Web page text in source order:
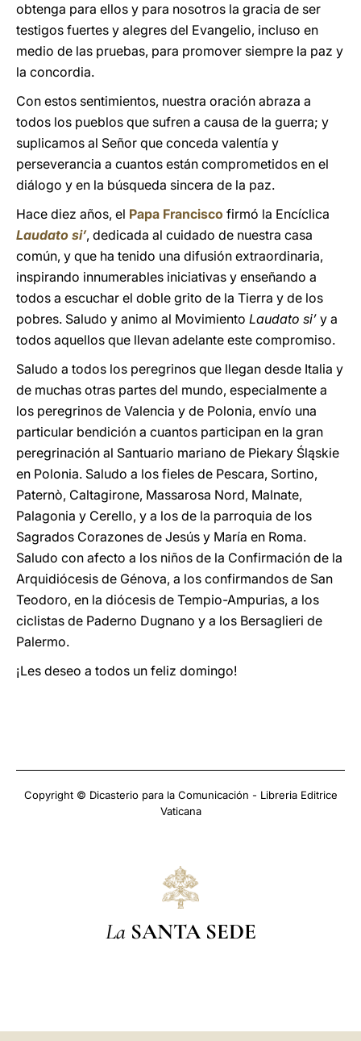
obtenga para ellos y para nosotros la gracia de ser
testigos fuertes y alegres del Evangelio, incluso en
medio de las pruebas, para promover siempre la paz y
la concordia.
Con estos sentimientos, nuestra oración abraza a
todos los pueblos que sufren a causa de la guerra; y
suplicamos al Señor que conceda valentía y
perseverancia a cuantos están comprometidos en el
diálogo y en la búsqueda sincera de la paz.
Hace diez años, el Papa Francisco firmó la Encíclica
Laudato si’, dedicada al cuidado de nuestra casa
común, y que ha tenido una difusión extraordinaria,
inspirando innumerables iniciativas y enseñando a
todos a escuchar el doble grito de la Tierra y de los
pobres. Saludo y animo al Movimiento Laudato si’ y a
todos aquellos que llevan adelante este compromiso.
Saludo a todos los peregrinos que llegan desde Italia y
de muchas otras partes del mundo, especialmente a
los peregrinos de Valencia y de Polonia, envío una
particular bendición a cuantos participan en la gran
peregrinación al Santuario mariano de Piekary Śląskie
en Polonia. Saludo a los fieles de Pescara, Sortino,
Paternò, Caltagirone, Massarosa Nord, Malnate,
Palagonia y Cerello, y a los de la parroquia de los
Sagrados Corazones de Jesús y María en Roma.
Saludo con afecto a los niños de la Confirmación de la
Arquidiócesis de Génova, a los confirmandos de San
Teodoro, en la diócesis de Tempio-Ampurias, a los
ciclistas de Paderno Dugnano y a los Bersaglieri de
Palermo.
¡Les deseo a todos un feliz domingo!
Copyright © Dicasterio para la Comunicación - Libreria Editrice
Vaticana
La SANTA SEDE